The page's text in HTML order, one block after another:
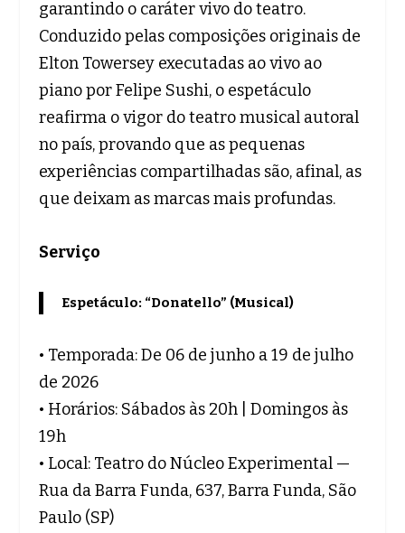
garantindo o caráter vivo do teatro.
Conduzido pelas composições originais de
Elton Towersey executadas ao vivo ao
piano por Felipe Sushi, o espetáculo
reafirma o vigor do teatro musical autoral
no país, provando que as pequenas
experiências compartilhadas são, afinal, as
que deixam as marcas mais profundas.
Serviço
Espetáculo: “Donatello” (Musical)
• Temporada: De 06 de junho a 19 de julho
de 2026
• Horários: Sábados às 20h | Domingos às
19h
• Local: Teatro do Núcleo Experimental —
Rua da Barra Funda, 637, Barra Funda, São
Paulo (SP)